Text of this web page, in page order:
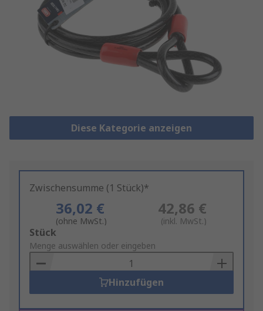
Diese Kategorie anzeigen
Zwischensumme (1 Stück)*
36,02 €
(ohne MwSt.)
42,86 €
(inkl. MwSt.)
Add
to
Basket
Stück
Menge auswählen oder eingeben
Hinzufügen